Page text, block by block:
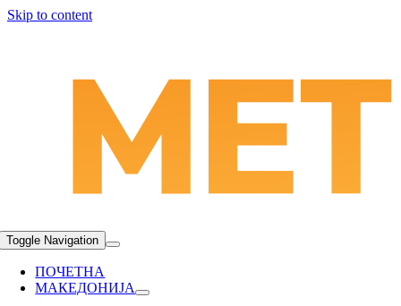
Skip to content
Toggle Navigation
ПОЧЕТНА
МАКЕДОНИЈА